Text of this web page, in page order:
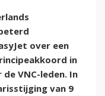
over een
in
VNC-leden. In
van 9